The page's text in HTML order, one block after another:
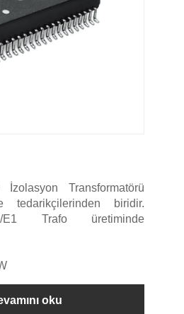
Transformatörü
tedarikçilerinden biridir.
E1 Trafo üretiminde
oku